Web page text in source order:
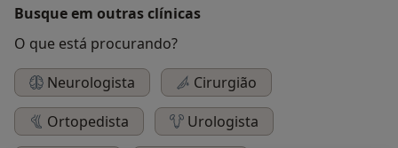
Busque em outras clínicas
O que está procurando?
Neurologista
Cirurgião
Ortopedista
Urologista